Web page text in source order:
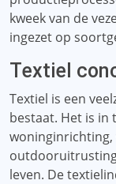
kweek van de
ingezet op
Textiel
Textiel is een
bestaat. Het is in
leven. De